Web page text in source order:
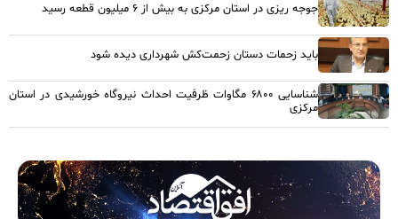
جوجه ریزی در استان مرکزی به بیش از ۶ میلیون قطعه رسید
باید زحمات دستان زحمت‌کش شهرداری دیده شود
شناسایی ۶۸۰۰ مگاوات ظرفیت احداث نیروگاه خورشیدی در استان
مرکزی